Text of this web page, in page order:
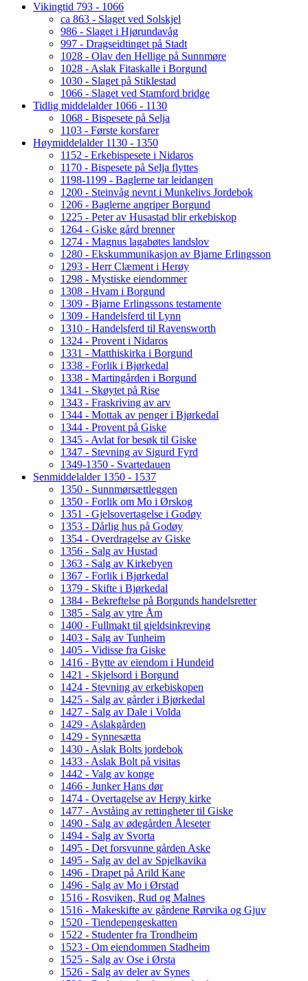
Vikingtid 793 - 1066
ca 863 - Slaget ved Solskjel
986 - Slaget i Hjørundavåg
997 - Dragseidtinget på Stadt
1028 - Olav den Hellige på Sunnmøre
1028 - Aslak Fitaskalle i Borgund
1030 - Slaget på Stiklestad
1066 - Slaget ved Stamford bridge
Tidlig middelalder 1066 - 1130
1068 - Bispesete på Selja
1103 - Første korsfarer
Høymiddelalder 1130 - 1350
1152 - Erkebispesete i Nidaros
1170 - Bispesete på Selja flyttes
1198-1199 - Baglerne tar leidangen
1200 - Steinvåg nevnt i Munkelivs Jordebok
1206 - Baglerne angriper Borgund
1225 - Peter av Husastad blir erkebiskop
1264 - Giske gård brenner
1274 - Magnus lagabøtes landslov
1280 - Ekskummunikasjon av Bjarne Erlingsson
1293 - Herr Clæment i Herøy
1298 - Mystiske eiendommer
1308 - Hvam i Borgund
1309 - Bjarne Erlingssons testamente
1309 - Handelsferd til Lynn
1310 - Handelsferd til Ravensworth
1324 - Provent i Nidaros
1331 - Matthiskirka i Borgund
1338 - Forlik i Bjørkedal
1338 - Martingården i Borgund
1341 - Skøytet på Rise
1343 - Fraskriving av arv
1344 - Mottak av penger i Bjørkedal
1344 - Provent på Giske
1345 - Avlat for besøk til Giske
1347 - Stevning av Sigurd Fyrd
1349-1350 - Svartedauen
Senmiddelalder 1350 - 1537
1350 - Sunnmørsættleggen
1350 - Forlik om Mo i Ørskog
1351 - Gjelsovertagelse i Godøy
1353 - Dårlig hus på Godøy
1354 - Overdragelse av Giske
1356 - Salg av Hustad
1363 - Salg av Kirkebyen
1367 - Forlik i Bjørkedal
1379 - Skifte i Bjørkedal
1384 - Bekreftelse på Borgunds handelsretter
1385 - Salg av ytre Åm
1400 - Fullmakt til gjeldsinkreving
1403 - Salg av Tunheim
1405 - Vidisse fra Giske
1416 - Bytte av eiendom i Hundeid
1421 - Skjelsord i Borgund
1424 - Stevning av erkebiskopen
1425 - Salg av gårder i Bjørkedal
1427 - Salg av Dale i Volda
1429 - Aslakgården
1429 - Synnesætta
1430 - Aslak Bolts jordebok
1433 - Aslak Bolt på visitas
1442 - Valg av konge
1466 - Junker Hans dør
1474 - Overtagelse av Herøy kirke
1477 - Avståing av rettingheter til Giske
1490 - Salg av ødegården Åleseter
1494 - Salg av Svorta
1495 - Det forsvunne gården Aske
1495 - Salg av del av Spjelkavika
1496 - Drapet på Arild Kane
1496 - Salg av Mo i Ørstad
1516 - Rosviken, Rud og Malnes
1516 - Makeskifte av gårdene Rørvika og Gjuv
1520 - Tiendepengeskatten
1522 - Studenter fra Trondheim
1523 - Om eiendommen Stadheim
1525 - Salg av Ose i Ørsta
1526 - Salg av deler av Synes